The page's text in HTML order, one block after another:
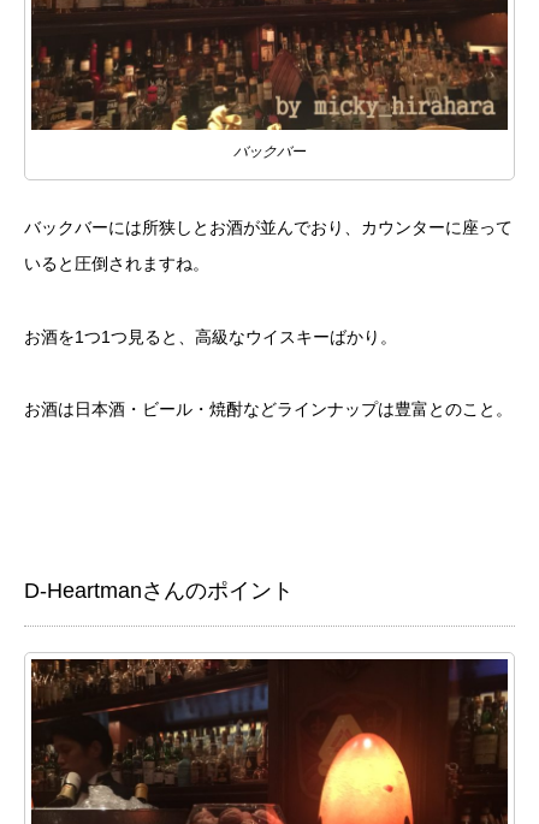
バックバー
バックバーには所狭しとお酒が並んでおり、カウンターに座って
いると圧倒されますね。
お酒を1つ1つ見ると、高級なウイスキーばかり。
お酒は日本酒・ビール・焼酎などラインナップは豊富とのこと。
D-Heartmanさんのポイント